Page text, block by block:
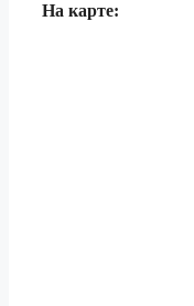
На карте: